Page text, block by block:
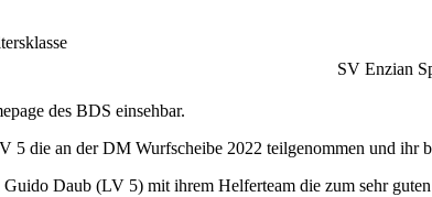
SV Enzian
des BDS einsehbar.
5 die an der DM Wurfscheibe 2022 teilgenommen und ihr
Daub (LV 5) mit ihrem Helferteam die zum sehr